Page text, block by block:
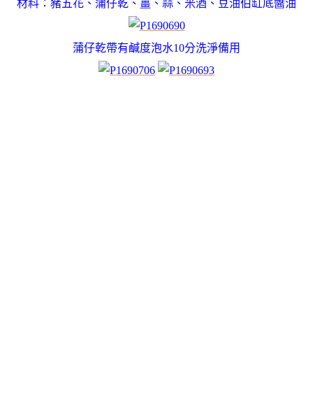
材料：豬五花、蒲仔乾、薑、蒜、米酒、豆油伯缸底醬油
蒲仔乾帶有鹹度泡水10分洗淨備用